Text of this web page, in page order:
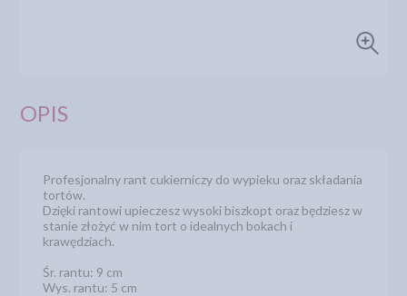
OPIS
Profesjonalny rant cukierniczy do wypieku oraz składania
tortów.
Dzięki rantowi upieczesz wysoki biszkopt oraz będziesz w
stanie złożyć w nim tort o idealnych bokach i
krawędziach.
Śr. rantu: 9 cm
Wys. rantu: 5 cm